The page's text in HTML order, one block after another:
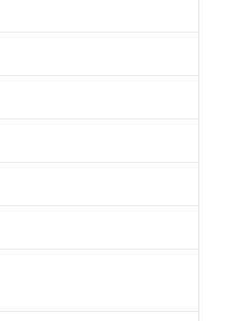
対応した製品が提供可能な商品です
した製品に切り替える予定のある
非対応の商品で、対応品を出す予